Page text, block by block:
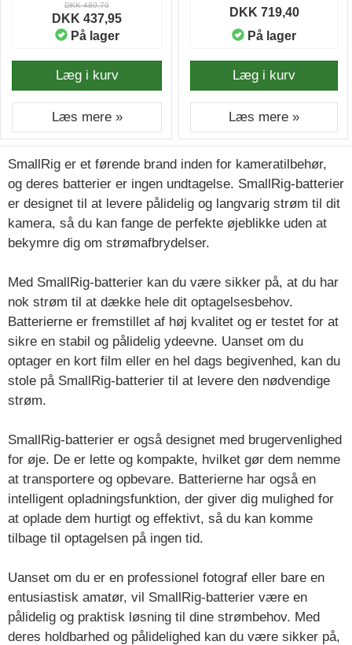
DKK 480,70
DKK 437,95
På lager
Læg i kurv
Læs mere »
DKK 719,40
På lager
Læg i kurv
Læs mere »
SmallRig er et førende brand inden for kameratilbehør,
og deres batterier er ingen undtagelse. SmallRig-batterier
er designet til at levere pålidelig og langvarig strøm til dit
kamera, så du kan fange de perfekte øjeblikke uden at
bekymre dig om strømafbrydelser.
Med SmallRig-batterier kan du være sikker på, at du har
nok strøm til at dække hele dit optagelsesbehov.
Batterierne er fremstillet af høj kvalitet og er testet for at
sikre en stabil og pålidelig ydeevne. Uanset om du
optager en kort film eller en hel dags begivenhed, kan du
stole på SmallRig-batterier til at levere den nødvendige
strøm.
SmallRig-batterier er også designet med brugervenlighed
for øje. De er lette og kompakte, hvilket gør dem nemme
at transportere og opbevare. Batterierne har også en
intelligent opladningsfunktion, der giver dig mulighed for
at oplade dem hurtigt og effektivt, så du kan komme
tilbage til optagelsen på ingen tid.
Uanset om du er en professionel fotograf eller bare en
entusiastisk amatør, vil SmallRig-batterier være en
pålidelig og praktisk løsning til dine strømbehov. Med
deres holdbarhed og pålidelighed kan du være sikker på,